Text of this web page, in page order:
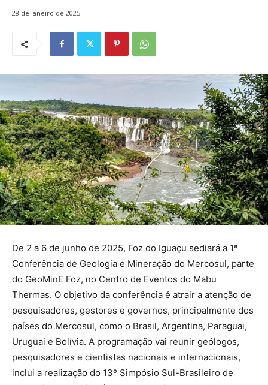
28 de janeiro de 2025
De 2 a 6 de junho de 2025, Foz do Iguaçu sediará a 1ª
Conferência de Geologia e Mineração do Mercosul, parte
do GeoMinE Foz, no Centro de Eventos do Mabu
Thermas. O objetivo da conferência é atrair a atenção de
pesquisadores, gestores e governos, principalmente dos
países do Mercosul, como o Brasil, Argentina, Paraguai,
Uruguai e Bolívia. A programação vai reunir geólogos,
pesquisadores e cientistas nacionais e internacionais,
inclui a realização do 13º Simpósio Sul-Brasileiro de